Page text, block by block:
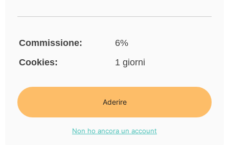
Commissione:
6%
Cookies:
1 giorni
Aderire
Non ho ancora un account